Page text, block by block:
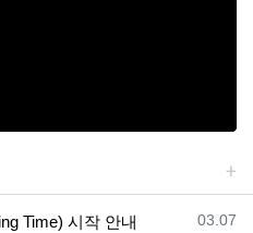
등록일
03.07
Time) 시작 안내